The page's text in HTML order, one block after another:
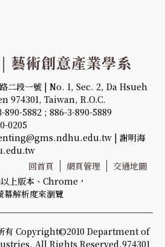
二段一號 | No. 1, Sec. 2, Da Hsueh
974301, Taiwan, R.O.C.
890-5882 ; 886-3-890-5889
0205
| 謝明海
回首頁
網頁管理
交通地圖
上版本、Chrome，
解析度來瀏覽
有 Copyright©2010 Department of
All Rights Reserved.974301